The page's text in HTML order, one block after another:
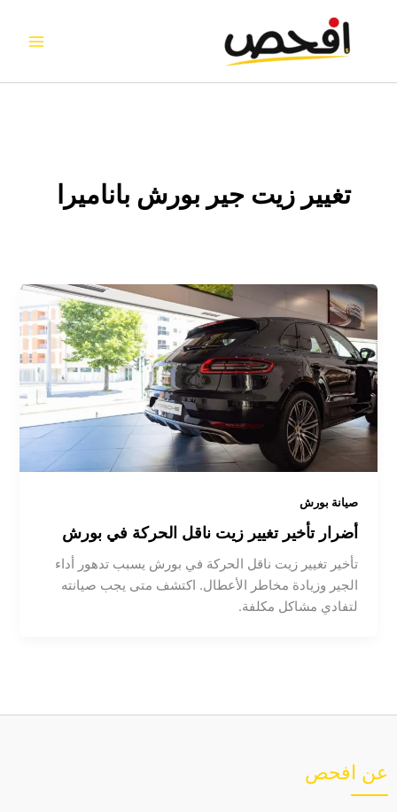
تغيير زيت جير بورش باناميرا
صيانة بورش
أضرار تأخير تغيير زيت ناقل الحركة في بورش
تأخير تغيير زيت ناقل الحركة في بورش يسبب تدهور أداء
الجير وزيادة مخاطر الأعطال. اكتشف متى يجب صيانته
لتفادي مشاكل مكلفة.
عن افحص